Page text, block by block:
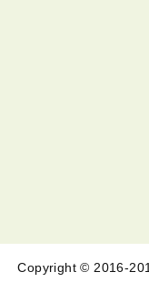
Copyright © 2016-